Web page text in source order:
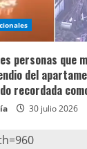
personas que
del
recordada
30 julio 2026